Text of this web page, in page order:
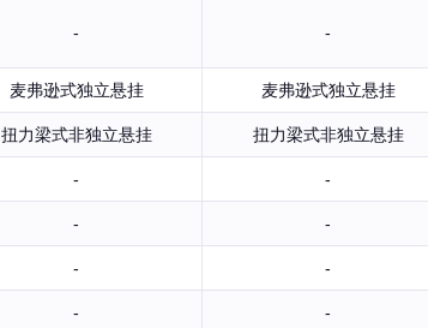
- -
麦弗逊式独立悬挂 麦弗逊式独立悬挂
扭力梁式非独立悬挂 扭力梁式非独立悬挂
- -
- -
- -
- -